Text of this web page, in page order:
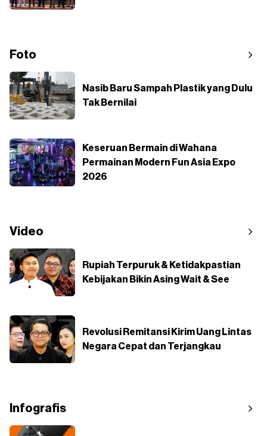
Foto
Nasib Baru Sampah Plastik yang Dulu
Tak Bernilai
Keseruan Bermain di Wahana
Permainan Modern Fun Asia Expo
2026
Video
Rupiah Terpuruk & Ketidakpastian
Kebijakan Bikin Asing Wait & See
Revolusi Remitansi Kirim Uang Lintas
Negara Cepat dan Terjangkau
Infografis